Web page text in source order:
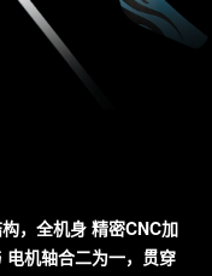
，全机身 精密CNC加
机轴合二为一，贯穿